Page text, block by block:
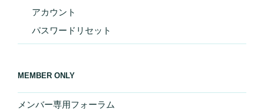
アカウント
パスワードリセット
MEMBER ONLY
メンバー専用フォーラム